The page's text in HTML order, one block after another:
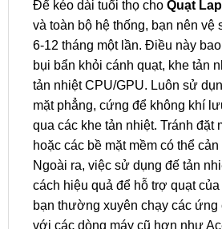
Để kéo dài tuổi thọ cho Quạt
và toàn bộ hệ thống, bạn nên vệ
6-12 tháng một lần. Điều này
bụi bẩn khỏi cánh quạt, khe tản
tản nhiệt CPU/GPU. Luôn sử
mặt phẳng, cứng để không khí
qua các khe tản nhiệt. Tránh đặt
hoặc các bề mặt mềm có thể
Ngoài ra, việc sử dụng đế tản
cách hiệu quả để hỗ trợ quạt
bạn thường xuyên chạy các
với các dòng máy cũ hơn như